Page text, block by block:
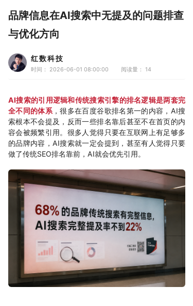
品牌信息在AI搜索中无提及的问题排查
与优化方向
红数科技
时间： 2026-06-01 08:00:00 阅读量： 14
AI搜索的引用逻辑和传统搜索引擎的排名逻辑是两套完
全不同的体系 ，很多在百度谷歌排名第一的内容，AI搜
索根本不会提及，反而一些排名靠后甚至不在首页的内
容会被频繁引用。很多人觉得只要在互联网上有足够多
的品牌内容，AI搜索就一定会提到，甚至有人觉得只要
做了传统SEO排名靠前，AI就会优先引用。